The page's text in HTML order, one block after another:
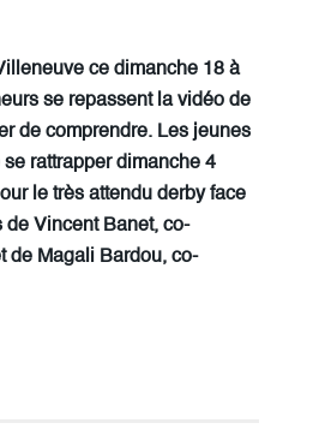
ce dimanche 18 à
se repassent la vidéo de
de comprendre. Les jeunes
rattrapper dimanche 4
le très attendu derby face
de Vincent Banet, co-
de Magali Bardou, co-